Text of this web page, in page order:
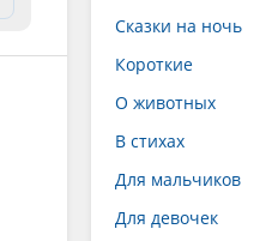
Сказки на ночь
Короткие
О животных
В стихах
Для мальчиков
Для девочек